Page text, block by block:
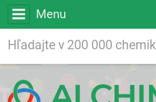
Menu
Vyhľadávanie